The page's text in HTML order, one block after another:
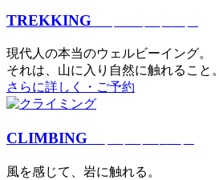
TREKKING
現代⼈の本当のウェルビーイング。
それは、⼭に⼊り⾃然に触れること。
さらに詳しく・ご予約
CLIMBING
⾵を感じて、岩に触れる。